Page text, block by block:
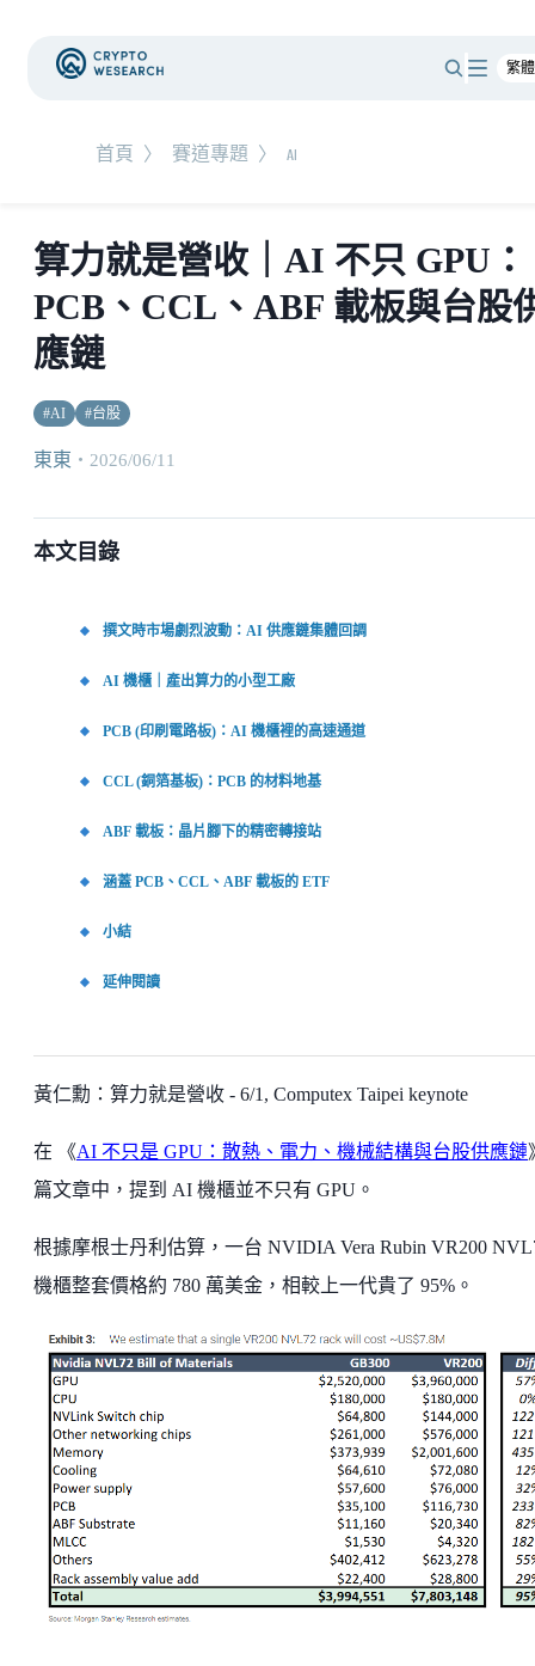
首頁 〉 賽道專題 〉 AI
算力就是營收｜AI 不只 GPU：
PCB、CCL、ABF 載板與台股
應鏈
#AI #台股
東東 ・ 2026/06/11
本文目錄
撰文時市場劇烈波動：AI 供應鏈集體回調
AI 機櫃｜產出算力的小型工廠
PCB (印刷電路板)：AI 機櫃裡的高速通道
CCL (銅箔基板)：PCB 的材料地基
ABF 載板：晶片腳下的精密轉接站
涵蓋 PCB、CCL、ABF 載板的 ETF
小結
延伸閱讀
黃仁勳：算力就是營收 - 6/1, Computex Taipei keynote
在 《AI 不只是 GPU：散熱、電力、機械結構與台股供應鏈
篇文章中，提到 AI 機櫃並不只有 GPU。
根據摩根士丹利估算，一台 NVIDIA Vera Rubin VR200
機櫃整套價格約 780 萬美金，相較上一代貴了 95%。